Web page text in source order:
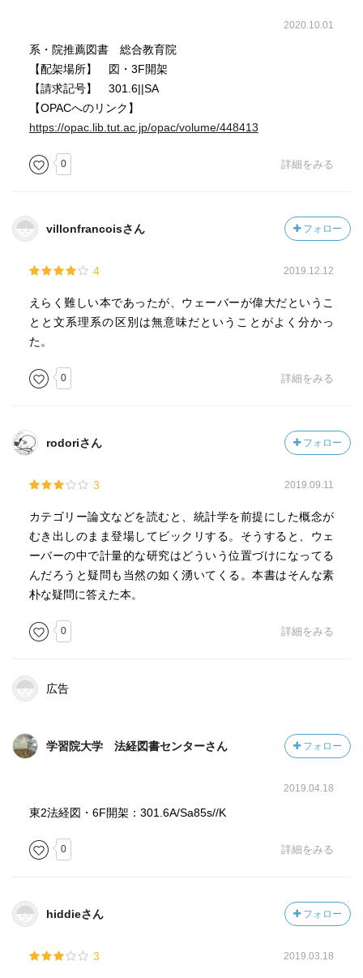
2020.10.01
系・院推薦図書 総合教育院
【配架場所】 図・3F開架
【請求記号】 301.6||SA
【OPACへのリンク】
https://opac.lib.tut.ac.jp/opac/volume/448413
0 詳細をみる
villonfrancoisさん フォロー
4 2019.12.12
えらく難しい本であったが、ウェーバーが偉大だというこ
とと文系理系の区別は無意味だということがよく分かっ
た。
0 詳細をみる
rodoriさん フォロー
3 2019.09.11
カテゴリー論文などを読むと、統計学を前提にした概念が
むき出しのまま登場してビックリする。そうすると、ウェ
ーバーの中で計量的な研究はどういう位置づけになってる
んだろうと疑問も当然の如く湧いてくる。本書はそんな素
朴な疑問に答えた本。
0 詳細をみる
広告
学習院大学 法経図書センターさん フォロー
2019.04.18
東2法経図・6F開架：301.6A/Sa85s//K
0 詳細をみる
hiddieさん フォロー
3 2019.03.18